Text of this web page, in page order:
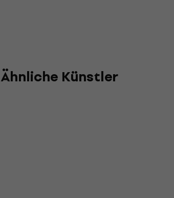
Ähnliche Künstler